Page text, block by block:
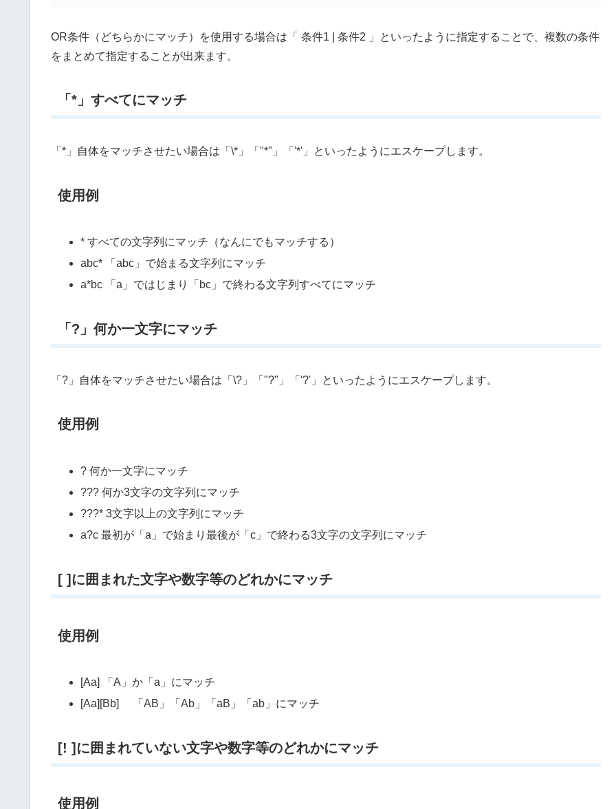
OR条件（どちらかにマッチ）を使用する場合は「 条件1 | 条件2 」といったように指定することで、複数の条件
をまとめて指定することが出来ます。
「*」すべてにマッチ
「*」自体をマッチさせたい場合は「\*」「"*"」「'*'」といったようにエスケープします。
使用例
* すべての文字列にマッチ（なんにでもマッチする）
abc* 「abc」で始まる文字列にマッチ
a*bc 「a」ではじまり「bc」で終わる文字列すべてにマッチ
「?」何か一文字にマッチ
「?」自体をマッチさせたい場合は「\?」「"?"」「'?'」といったようにエスケープします。
使用例
? 何か一文字にマッチ
??? 何か3文字の文字列にマッチ
???* 3文字以上の文字列にマッチ
a?c 最初が「a」で始まり最後が「c」で終わる3文字の文字列にマッチ
[ ]に囲まれた文字や数字等のどれかにマッチ
使用例
[Aa] 「A」か「a」にマッチ
[Aa][Bb] 「AB」「Ab」「aB」「ab」にマッチ
[! ]に囲まれていない文字や数字等のどれかにマッチ
使用例